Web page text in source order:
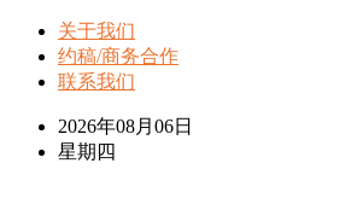
关于我们
约稿/商务合作
联系我们
2026年08月06日
星期四